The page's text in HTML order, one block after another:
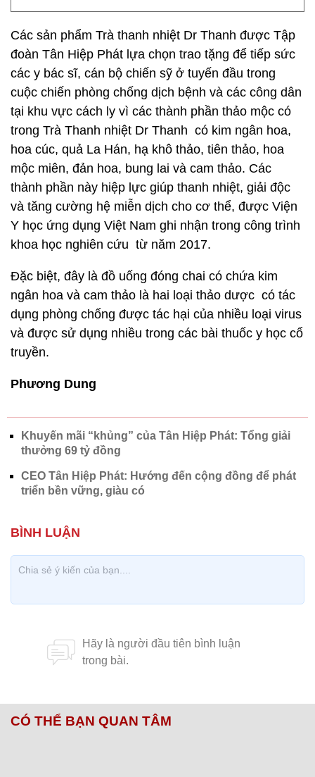
Các sản phẩm Trà thanh nhiệt Dr Thanh được Tập
đoàn Tân Hiệp Phát lựa chọn trao tặng để tiếp sức
các y bác sĩ, cán bộ chiến sỹ ở tuyến đầu trong
cuộc chiến phòng chống dịch bệnh và các công dân
tại khu vực cách ly vì các thành phần thảo mộc có
trong Trà Thanh nhiệt Dr Thanh có kim ngân hoa,
hoa cúc, quả La Hán, hạ khô thảo, tiên thảo, hoa
mộc miên, đản hoa, bung lai và cam thảo. Các
thành phần này hiệp lực giúp thanh nhiệt, giải độc
và tăng cường hệ miễn dịch cho cơ thể, được Viện
Y học ứng dụng Việt Nam ghi nhận trong công trình
khoa học nghiên cứu từ năm 2017.
Đặc biệt, đây là đồ uống đóng chai có chứa kim
ngân hoa và cam thảo là hai loại thảo dược có tác
dụng phòng chống được tác hại của nhiều loại virus
và được sử dụng nhiều trong các bài thuốc y học cổ
truyền.
Phương Dung
Khuyến mãi “khủng” của Tân Hiệp Phát: Tổng giải
thưởng 69 tỷ đồng
CEO Tân Hiệp Phát: Hướng đến cộng đồng để phát
triển bền vững, giàu có
CÓ THỂ BẠN QUAN TÂM